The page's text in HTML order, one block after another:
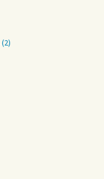
(2)